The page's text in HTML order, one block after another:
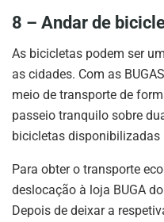
8 – Andar de
As bicicletas podem ser
as cidades. Com as
meio de transporte de
passeio tranquilo sobre
bicicletas disponibilizadas
Para obter o transporte
deslocação à loja BUGA
Depois de deixar a